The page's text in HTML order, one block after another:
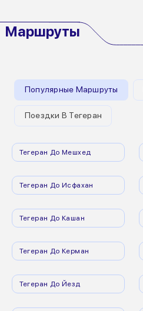
Маршруты
Популярные Маршруты
Поездки В Тегеран
Тегеран До Мешхед
Тегеран До Исфахан
Тегеран До Кашан
Тегеран До Керман
Тегеран До Йезд